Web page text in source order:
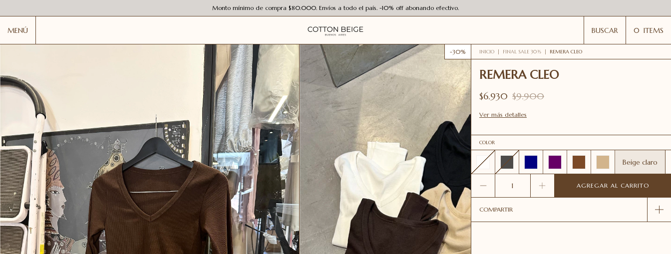
Monto mínimo de compra $80.000. Envíos a todo el país. -10% off abonando efectivo.
MENÚ BUSCAR 0 ITEMS
-30% INICIO | FINAL SALE 30% | REMERA CLEO
REMERA CLEO
$6.930 $9.900
Ver más detalles
COLOR
Beige claro
COMPARTIR